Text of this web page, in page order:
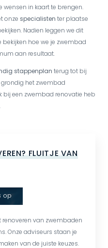
wensen in kaart te brengen.
onze specialisten ter plaatse
Nadien leggen we dit
hoe we je zwembad
aan resultaat.
stappenplan terug tot bij
het zwembad
bij een zwembad renovatie heb
FLUITJE VAN
op
renoveren van zwembaden
Onze adviseurs staan je
van de juiste keuzes.